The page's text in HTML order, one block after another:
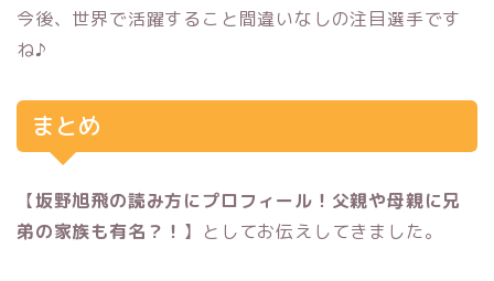
今後、世界で活躍すること間違いなしの注目選手です
ね♪
まとめ
【坂野旭飛の読み方にプロフィール！父親や母親に兄
弟の家族も有名？！ 】としてお伝えしてきました。